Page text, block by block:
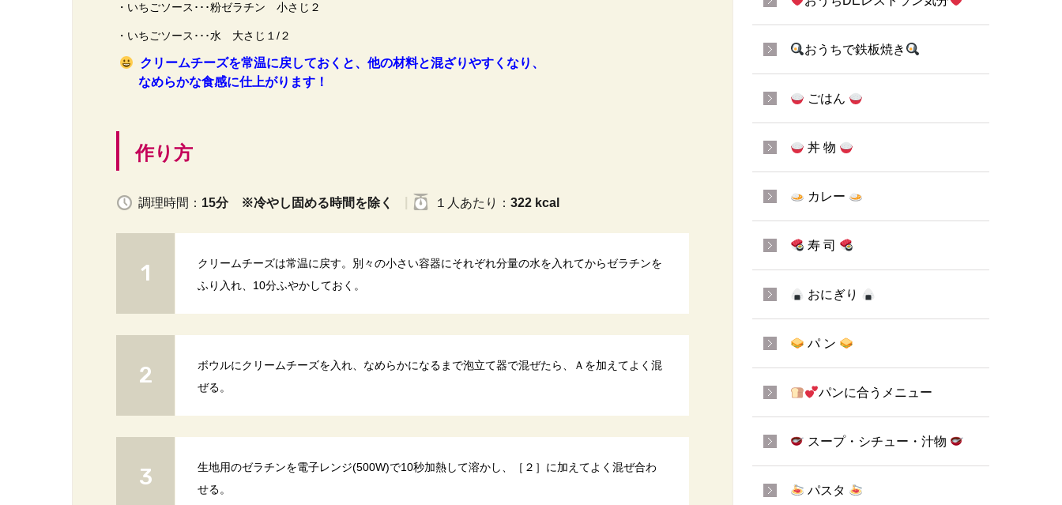
・いちごソース･･･粉ゼラチン 小さじ２
・いちごソース･･･水 大さじ１/２
クリームチーズを常温に戻しておくと、他の材料と混ざりやすくなり、
なめらかな食感に仕上がります！
作り方
調理時間： 15分 ※冷やし固める時間を除く １人 あたり ： 322 kcal
クリームチーズは常温に戻す。別々の小さい容器にそれぞれ分量の水を入れてからゼラチンを
ふり入れ、10分ふやかしておく。
ボウルにクリームチーズを入れ、なめらかになるまで泡立て器で混ぜたら、Ａを加えてよく混
ぜる。
生地用のゼラチンを電子レンジ(500W)で10秒加熱して溶かし、［２］に加えてよく混ぜ合わ
せる。
おうちで鉄板焼き
ごはん
丼 物
カレー
寿 司
おにぎり
パ ン
パンに合うメニュー
スープ・シチュー・汁物
パスタ